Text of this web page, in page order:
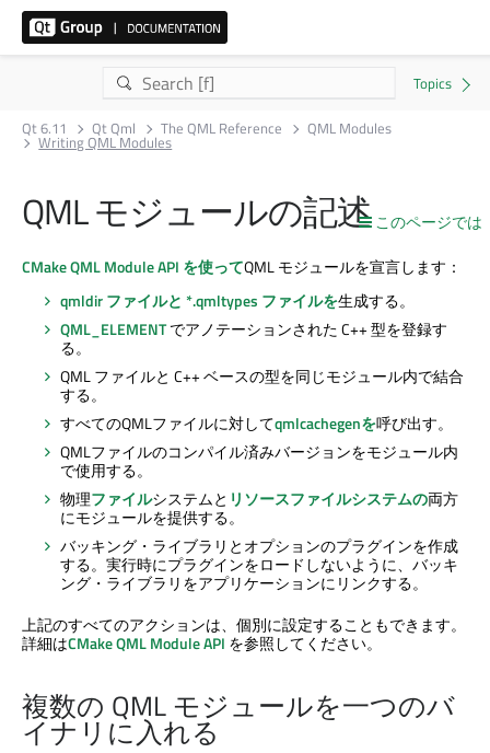
Qt 6.11 Qt Qml The QML Reference QML Modules
Writing QML Modules
このページでは
QML モジュールの記述
CMake QML Module API を使ってQML モジュールを宣言します：
qmldirファイルと *.qmltypes ファイルを生成する。
QML_ELEMENTでアノテーションされた C++ 型を登録す
る。
QML ファイルと C++ ベースの型を同じモジュール内で結合
する。
すべてのQMLファイルに対してqmlcachegenを呼び出す。
QMLファイルのコンパイル済みバージョンをモジュール内
で使用する。
物理ファイルシステムと リソースファイルシステムの両方
にモジュールを提供する。
バッキング・ライブラリとオプションのプラグインを作成
する。実行時にプラグインをロードしないように、バッキ
ング・ライブラリをアプリケーションにリンクする。
上記のすべてのアクションは、個別に設定することもできます。
詳細はCMake QML Module API を参照してください。
複数の QML モジュールを一つのバ
イナリに入れる